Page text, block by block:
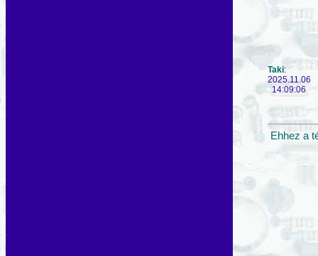
Taki:
2025.11.06
14:09:06
Ehhez a